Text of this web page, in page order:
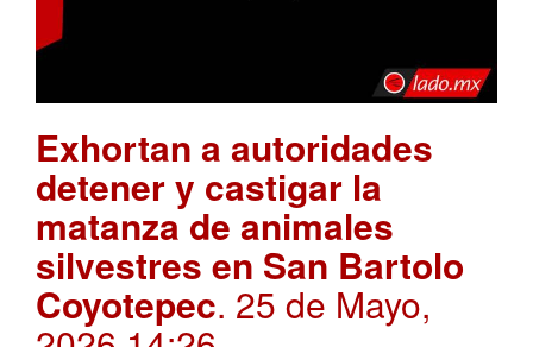
Exhortan a autoridades
detener y castigar la
matanza de animales
silvestres en San Bartolo
Coyotepec. 25 de Mayo,